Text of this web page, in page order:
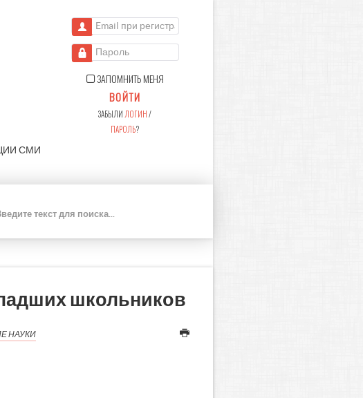
СМИ
Email при регистрации
Пароль
ЗАПОМНИТЬ МЕНЯ
ВОЙТИ
ЗАБЫЛИ ЛОГИН/
ПАРОЛЬ?
К
школьников
НАУКИ